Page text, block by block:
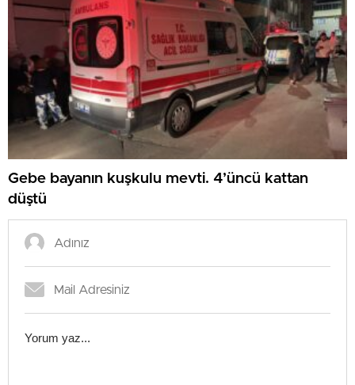
Gebe bayanın kuşkulu mevti. 4’üncü kattan
düştü